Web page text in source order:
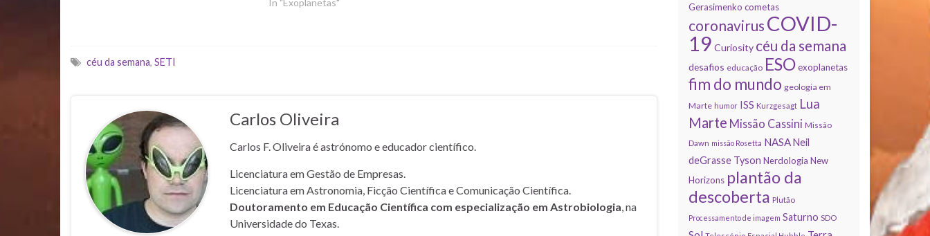
In "Exoplanetas"
céu da semana, SETI
Carlos Oliveira
Carlos F. Oliveira é astrónomo e educador científico.
Licenciatura em Gestão de Empresas.
Licenciatura em Astronomia, Ficção Científica e Comunicação Científica.
Doutoramento em Educação Científica com especialização em Astrobiologia, na
Universidade do Texas.
Gerasimenko cometas
coronavirus COVID-
19 Curiosity céu da semana
desafios educação ESO exoplanetas
fim do mundo geologia em
Marte humor ISS Kurzgesagt Lua
Marte Missão Cassini Missão
Dawn missão Rosetta NASA Neil
deGrasse Tyson Nerdologia New
Horizons plantão da
descoberta Plutão
Processamento de imagem Saturno SDO